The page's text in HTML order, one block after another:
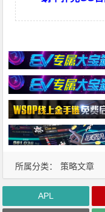
所属分类： 策略文章
APL